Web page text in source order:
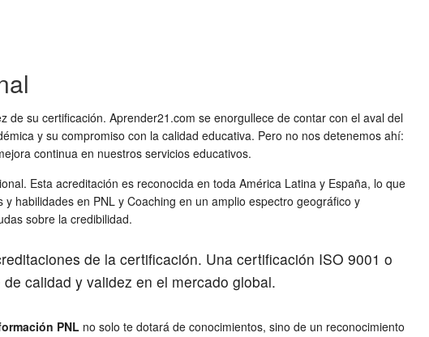
de su certificación. Aprender21.com se enorgullece de contar con el aval del
y su compromiso con la calidad educativa. Pero no nos detenemos ahí:
continua en nuestros servicios educativos.
Esta acreditación es reconocida en toda América Latina y España, lo que
habilidades en PNL y Coaching en un amplio espectro geográfico y
sobre la credibilidad.
de la certificación. Una certificación ISO 9001 o
calidad y validez en el mercado global.
PNL no solo te dotará de conocimientos, sino de un reconocimiento